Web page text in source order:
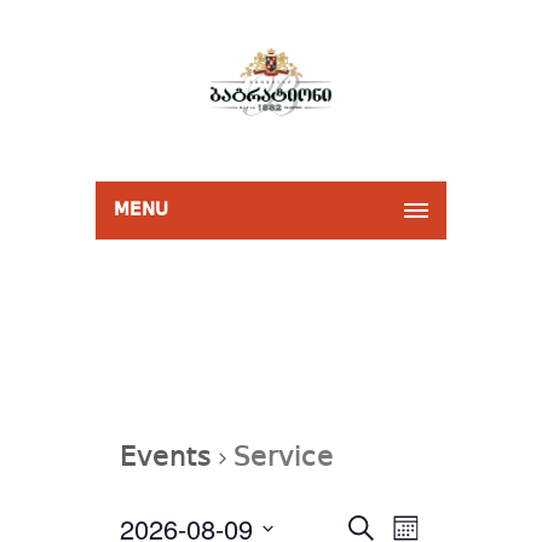
MENU
Events Service
Events
Search
SEARCHEvent
MONTH
2026-08-09
Select